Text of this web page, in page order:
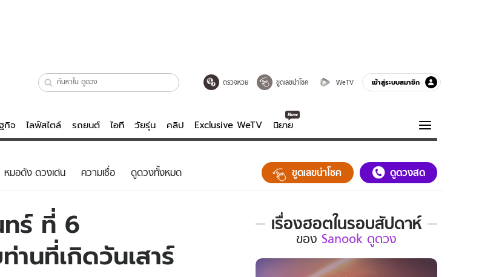
ตรวจหวย ขูดเลขนำโชค WeTV เข้าสู่ระบบสมาชิก
กิจ ไลฟ์สไตล์ รถยนต์ ไอที วัยรุ่น คลิป Exclusive WeTV นิยาย
ไลฟ์สไตล์
ผู้ชาย
วัยรุ่น
ไอที
ความรู้รอบตัว
ฮาวทู
หมอดัง ดวงเด่น ความเชื่อ ดูดวงทั้งหมด ขูดเลขนำโชค ดูดวงสด
ทร์ ที่ 6
นที่เกิดวันเสาร์
เรื่องฮอตในรอบสัปดาห์
เรื่อง
ใน
รอบ
ของ Sanook ดูดวง